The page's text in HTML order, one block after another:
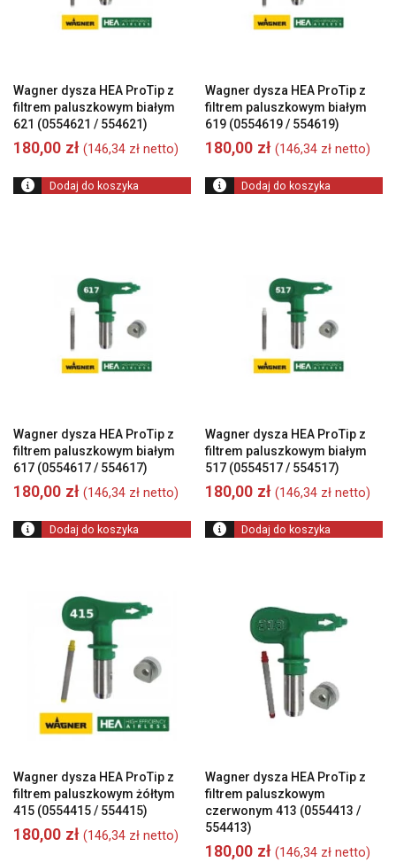
Wagner dysza HEA ProTip z
filtrem paluszkowym białym
621 (0554621 / 554621)
180,00 zł (146,34 zł netto)
Dodaj do koszyka
Wagner dysza HEA ProTip z
filtrem paluszkowym białym
619 (0554619 / 554619)
180,00 zł (146,34 zł netto)
Dodaj do koszyka
Wagner dysza HEA ProTip z
filtrem paluszkowym białym
617 (0554617 / 554617)
180,00 zł (146,34 zł netto)
Dodaj do koszyka
Wagner dysza HEA ProTip z
filtrem paluszkowym białym
517 (0554517 / 554517)
180,00 zł (146,34 zł netto)
Dodaj do koszyka
Wagner dysza HEA ProTip z
filtrem paluszkowym żółtym
415 (0554415 / 554415)
180,00 zł (146,34 zł netto)
Wagner dysza HEA ProTip z
filtrem paluszkowym
czerwonym 413 (0554413 /
554413)
180,00 zł (146,34 zł netto)